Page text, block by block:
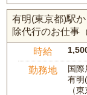
有明(東京都)駅
除代行のお仕事
時給
勤務地
国
有明
（